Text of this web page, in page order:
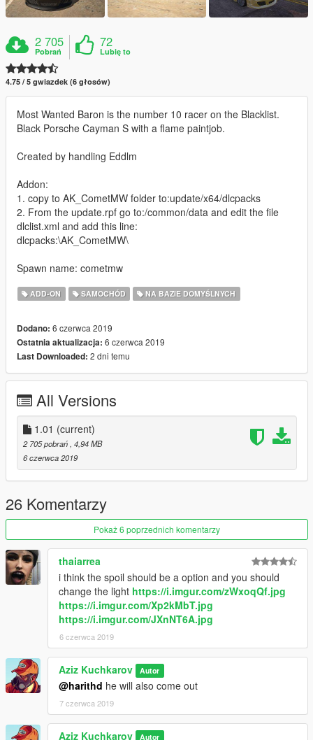
2 705
Pobrań
72
Lubię to
4.75 / 5 gwiazdek (6 głosów)
Most Wanted Baron is the number 10 racer on the Blacklist.
Black Porsche Cayman S with a flame paintjob.
Created by handling Eddlm
Addon:
1. copy to AK_CometMW folder to:update/x64/dlcpacks
2. From the update.rpf go to:/common/data and edit the file
dlclist.xml and add this line:
dlcpacks:\AK_CometMW\
Spawn name: cometmw
ADD-ON SAMOCHÓD NA BAZIE DOMYŚLNYCH
Dodano: 6 czerwca 2019
Ostatnia aktualizacja: 6 czerwca 2019
Last Downloaded: 2 dni temu
All Versions
1.01 (current)
2 705 pobrań , 4,94 MB
6 czerwca 2019
26 Komentarzy
Pokaż 6 poprzednich komentarzy
thaiarrea
i think the spoil should be a option and you should
change the light https://i.imgur.com/zWxoqQf.jpg
https://i.imgur.com/Xp2kMbT.jpg
https://i.imgur.com/JXnNT6A.jpg
6 czerwca 2019
Aziz Kuchkarov Autor
@harithd he will also come out
7 czerwca 2019
Aziz Kuchkarov Autor